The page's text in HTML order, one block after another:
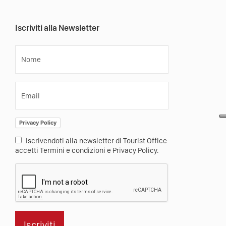
Iscriviti alla Newsletter
Nome
Email
Privacy Policy
Iscrivendoti alla newsletter di Tourist Office
accetti Termini e condizioni e Privacy Policy.